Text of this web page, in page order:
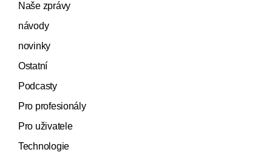
Naše zprávy
návody
novinky
Ostatní
Podcasty
Pro profesionály
Pro uživatele
Technologie